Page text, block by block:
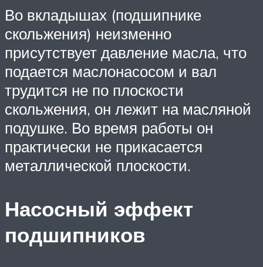
Во вкладышах (подшипнике
скольжения) неизменно
присутствует давление масла, что
подается маслонасосом и вал
трудится не по плоскости
скольжения, он лежит на масляной
подушке. Во время работы он
практически не прикасается
металлической плоскости.
Насосный эффект
подшипников